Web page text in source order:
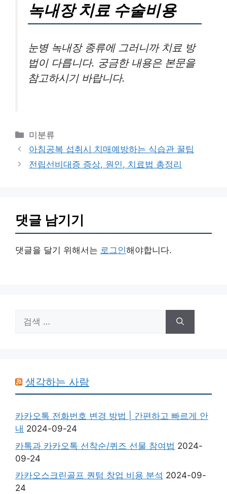
녹내장 치료 수술비용
눈병 녹내장 종류에 그러니까 치료 방
법이 다릅니다. 궁금한 내용은 본문을
참고하시기 바랍니다.
카
테
고
미분류
아침공복 섭취시 치매예방하는 식습관 꿀팁
전립선비대증 증상, 원인, 치료법 총정리
댓글 남기기
댓글을 달기 위해서는 로그인해야합니다.
색:
생각하는 사람
카카오톡 전화번호 변경 방법 | 간편하고 빠르게 안
내 2024-09-24
카톡과 카카오톡 선착순/퀴즈 선물 참여법 2024-
09-24
카카오스크린골프 퀀텀 창업 비용 분석 2024-09-
24